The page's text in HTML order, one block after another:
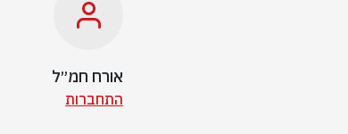
אורח חמ״ל
התחברות